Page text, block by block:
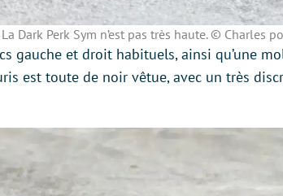
La Dark Perk Sym n’est pas très haute. © Charles
gauche et droit habituels, ainsi qu’une
est toute de noir vêtue, avec un très